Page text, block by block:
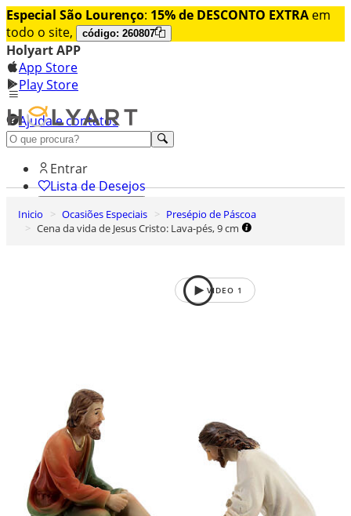
Especial São Lourenço: 15% de DESCONTO EXTRA em
todo o site,
código: 260807
Holyart APP
App Store
Play Store
Ajuda e contatos
Conheça premium
Entrar
Lista de Desejos
0
Carrinho de Compras
Inicio Ocasiões Especiais
Presépio de Páscoa
Cena da vida de Jesus Cristo: Lava-pés, 9 cm
VIDEO 1